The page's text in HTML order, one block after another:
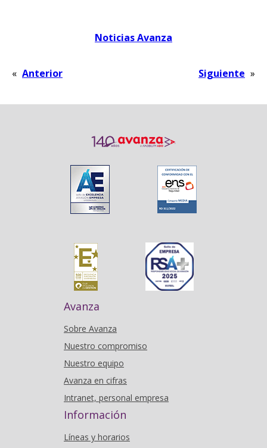
Noticias Avanza
« Anterior Siguiente »
Avanza
Sobre Avanza
Nuestro compromiso
Nuestro equipo
Avanza en cifras
Intranet, personal empresa
Información
Líneas y horarios